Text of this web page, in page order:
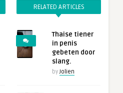
RELATED ARTICLES
Thaise tiener
in penis
gebeten door
slang.
byJolien